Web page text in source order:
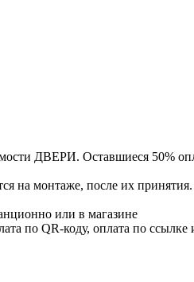
ДВЕРИ. Оставшиеся 50%
на монтаже, после их принятия.
или в магазине
по QR-коду, оплата по